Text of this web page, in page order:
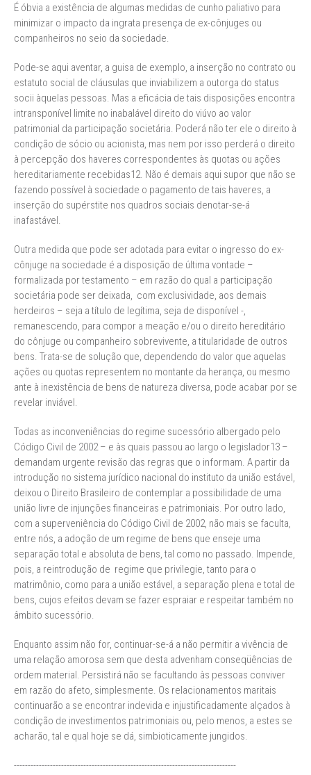
É óbvia a existência de algumas medidas de cunho paliativo para
minimizar o impacto da ingrata presença de ex-cônjuges ou
companheiros no seio da sociedade.
Pode-se aqui aventar, a guisa de exemplo, a inserção no contrato ou
estatuto social de cláusulas que inviabilizem a outorga do status
socii àquelas pessoas. Mas a eficácia de tais disposições encontra
intransponível limite no inabalável direito do viúvo ao valor
patrimonial da participação societária. Poderá não ter ele o direito à
condição de sócio ou acionista, mas nem por isso perderá o direito
à percepção dos haveres correspondentes às quotas ou ações
hereditariamente recebidas12. Não é demais aqui supor que não se
fazendo possível à sociedade o pagamento de tais haveres, a
inserção do supérstite nos quadros sociais denotar-se-á
inafastável.
Outra medida que pode ser adotada para evitar o ingresso do ex-
cônjuge na sociedade é a disposição de última vontade –
formalizada por testamento – em razão do qual a participação
societária pode ser deixada, com exclusividade, aos demais
herdeiros – seja a título de legítima, seja de disponível -,
remanescendo, para compor a meação e/ou o direito hereditário
do cônjuge ou companheiro sobrevivente, a titularidade de outros
bens. Trata-se de solução que, dependendo do valor que aquelas
ações ou quotas representem no montante da herança, ou mesmo
ante à inexistência de bens de natureza diversa, pode acabar por se
revelar inviável.
Todas as inconveniências do regime sucessório albergado pelo
Código Civil de 2002 – e às quais passou ao largo o legislador13 –
demandam urgente revisão das regras que o informam. A partir da
introdução no sistema jurídico nacional do instituto da união estável,
deixou o Direito Brasileiro de contemplar a possibilidade de uma
união livre de injunções financeiras e patrimoniais. Por outro lado,
com a superveniência do Código Civil de 2002, não mais se faculta,
entre nós, a adoção de um regime de bens que enseje uma
separação total e absoluta de bens, tal como no passado. Impende,
pois, a reintrodução de regime que privilegie, tanto para o
matrimônio, como para a união estável, a separação plena e total de
bens, cujos efeitos devam se fazer espraiar e respeitar também no
âmbito sucessório.
Enquanto assim não for, continuar-se-á a não permitir a vivência de
uma relação amorosa sem que desta advenham conseqüências de
ordem material. Persistirá não se facultando às pessoas conviver
em razão do afeto, simplesmente. Os relacionamentos maritais
continuarão a se encontrar indevida e injustificadamente alçados à
condição de investimentos patrimoniais ou, pelo menos, a estes se
acharão, tal e qual hoje se dá, simbioticamente jungidos.
--------------------------------------------------------------------------------